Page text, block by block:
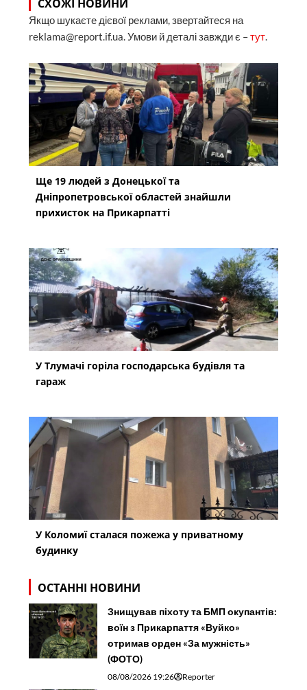
СХОЖІ НОВИНИ
Якщо шукаєте дієвої реклами, звертайтеся на
reklama@report.if.ua. Умови й деталі завжди є –тут.
Ще 19 людей з Донецької та
Дніпропетровської областей знайшли
прихисток на Прикарпатті
У Тлумачі горіла господарська будівля та
гараж
У Коломиї сталася пожежа у приватному
будинку
ОСТАННІ НОВИНИ
Знищував піхоту та БМП окупантів:
воїн з Прикарпаття «Вуйко»
отримав орден «За мужність»
(ФОТО)
08/08/2026 19:26 Reporter